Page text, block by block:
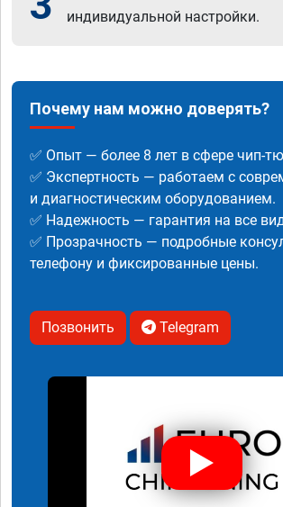
индивидуальной настройки.
Почему нам можно доверять?
✅ Опыт — более 8 лет в сфере чип-
✅ Экспертность — работаем с
и диагностическим оборудованием.
✅ Надежность — гарантия на все
✅ Прозрачность — подробные
телефону и фиксированные цены.
Позвонить Telegram